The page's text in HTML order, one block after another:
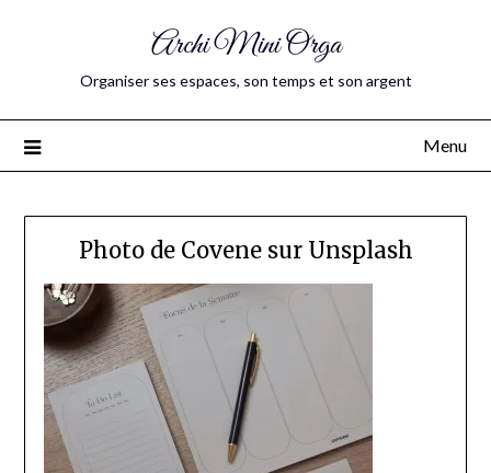
Archi Mini Orga
Organiser ses espaces, son temps et son argent
Menu
Photo de Covene sur Unsplash